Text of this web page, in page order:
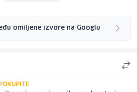
omiljene izvore na Googlu